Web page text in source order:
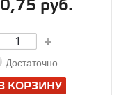
руб.
Достаточно
КОРЗИНУ